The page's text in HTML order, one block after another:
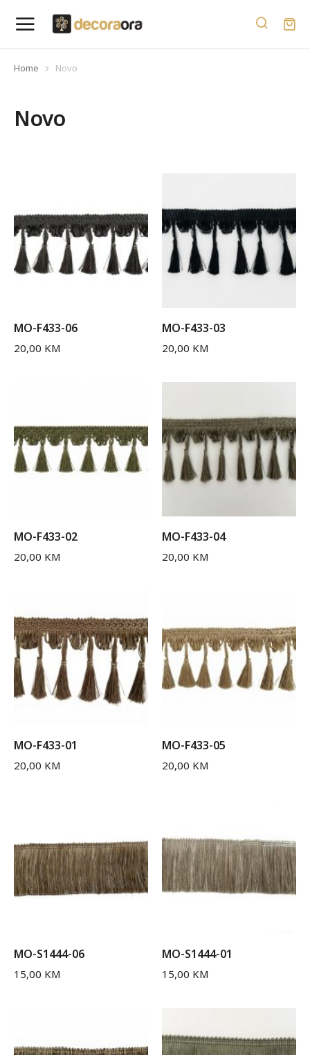
You are here:
Home Novo
Novo
MO-F433-06
20,00 KM
MO-F433-03
20,00 KM
MO-F433-02
20,00 KM
MO-F433-04
20,00 KM
MO-F433-01
20,00 KM
MO-F433-05
20,00 KM
MO-S1444-06
15,00 KM
MO-S1444-01
15,00 KM